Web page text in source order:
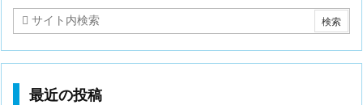
最近の投稿